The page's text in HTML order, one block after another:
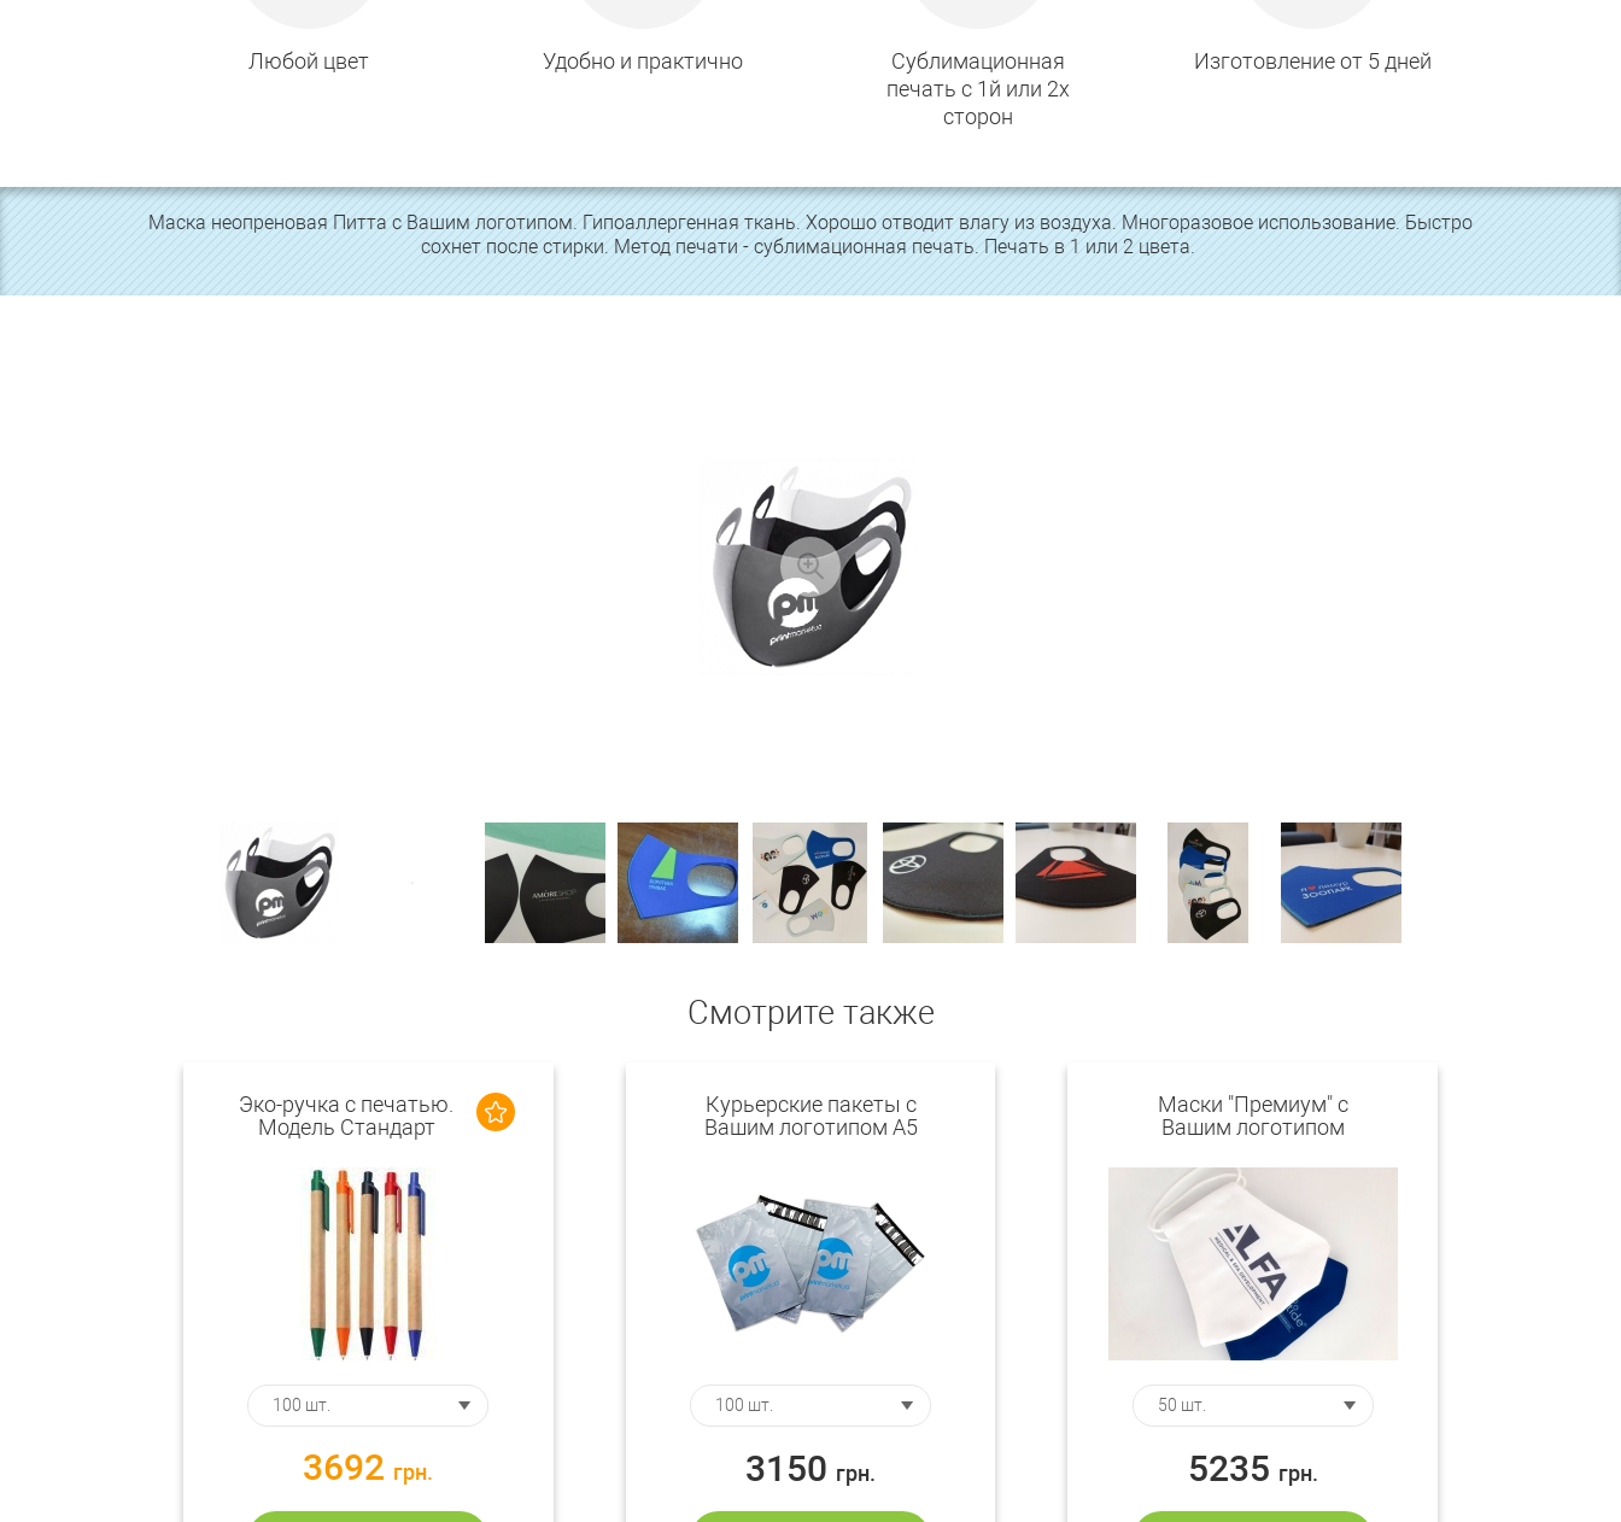
Любой цвет Удобно и практично
Сублимационная
печать с 1й или 2х
сторон
Изготовление от 5 дней
Маска неопреновая Питта с Вашим логотипом. Гипоаллергенная ткань. Хорошо отводит влагу из воздуха. Многоразовое использование. Быстро
сохнет после стирки. Метод печати - сублимационная печать. Печать в 1 или 2 цвета.
Смотрите также
Эко-ручка с печатью.
Модель Стандарт
3692 грн.
Курьерские пакеты с
Вашим логотипом А5
3150 грн.
Маски "Премиум" с
Вашим логотипом
5235 грн.